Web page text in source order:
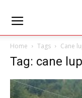
Home Tags Cane
Tag: cane